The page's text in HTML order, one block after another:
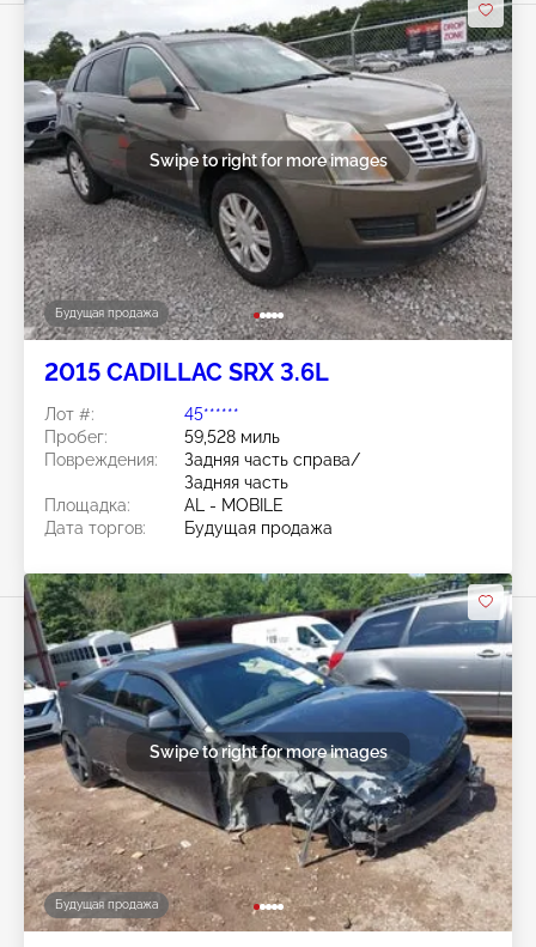
Будущая продажа
Swipe to right for more images
2015 CADILLAC SRX 3.6L
Лот #:
45******
Пробег:
59,528 миль
Повреждения:
Задняя часть справа/
Задняя часть
Площадка:
AL - MOBILE
Дата торгов:
Будущая продажа
Будущая продажа
Swipe to right for more images